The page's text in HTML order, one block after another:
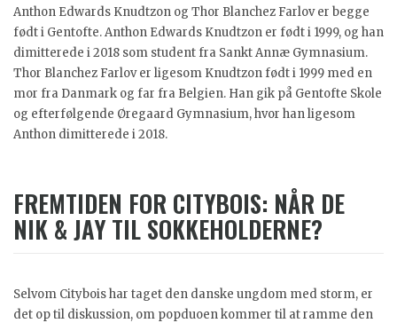
Anthon Edwards Knudtzon og Thor Blanchez Farlov er begge
født i Gentofte. Anthon Edwards Knudtzon er født i 1999, og han
dimitterede i 2018 som student fra Sankt Annæ Gymnasium.
Thor Blanchez Farlov er ligesom Knudtzon født i 1999 med en
mor fra Danmark og far fra Belgien. Han gik på Gentofte Skole
og efterfølgende Øregaard Gymnasium, hvor han ligesom
Anthon dimitterede i 2018.
FREMTIDEN FOR CITYBOIS: NÅR DE
NIK & JAY TIL SOKKEHOLDERNE?
Selvom Citybois har taget den danske ungdom med storm, er
det op til diskussion, om popduoen kommer til at ramme den